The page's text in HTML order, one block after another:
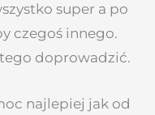
super a po
czegoś innego.
doprowadzić.
najlepiej jak od